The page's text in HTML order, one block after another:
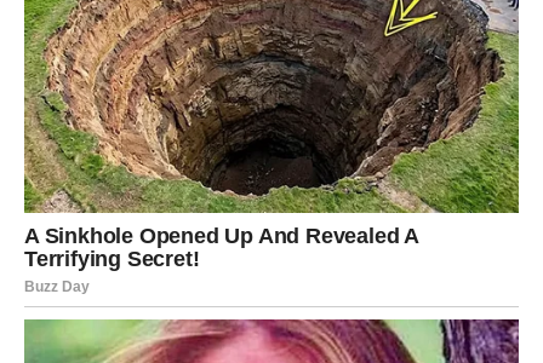
Može biti dogovor, nasleđe, neočekivan priliv, plata,
bonus, ili odluka koja vas vodi u ogroman rast. Mnogi
Škorpije ulaze u materijalni procvat kakav dugo nisu
osetile.
3. Povratak energije i snage
Kao da vam se vraća život. Vraća se volja, inspiracija,
strast, hrabrost…
Škorpija ponovo postajeona nepobediva silakoju se ne
može zaustaviti.